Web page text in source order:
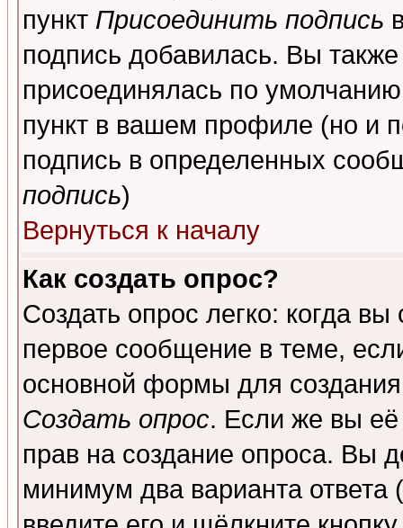
пункт Присоединить подпись
подпись добавилась. Вы
присоединялась по
пункт в вашем профиле (но и
подпись в определенных
подпись)
Вернуться к началу
Как создать опрос?
Создать опрос легко: когда
первое сообщение в теме,
основной формы для
Создать опрос. Если же вы её
прав на создание опроса. Вы
минимум два варианта ответа